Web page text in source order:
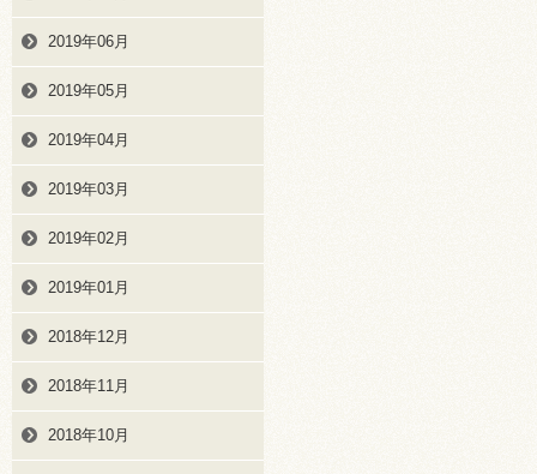
2019年06月
2019年05月
2019年04月
2019年03月
2019年02月
2019年01月
2018年12月
2018年11月
2018年10月